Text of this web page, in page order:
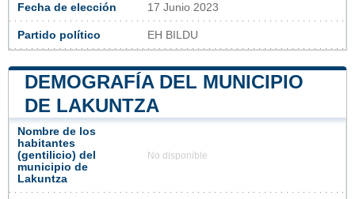
Fecha de elección 17 Junio 2023
Partido político EH BILDU
DEMOGRAFÍA DEL MUNICIPIO
DE LAKUNTZA
Nombre de los
habitantes
(gentilicio) del
municipio de
Lakuntza
No disponible